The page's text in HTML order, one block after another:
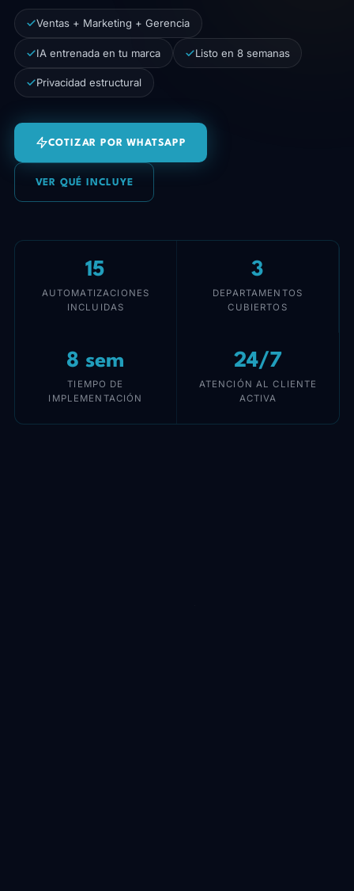
Ventas + Marketing + Gerencia
IA entrenada en tu marca Listo en 8 semanas
Privacidad estructural
COTIZAR POR WHATSAPP
VER QUÉ INCLUYE
15
AUTOMATIZACIONES
INCLUIDAS
3
DEPARTAMENTOS
CUBIERTOS
8 sem
TIEMPO DE
IMPLEMENTACIÓN
24/7
ATENCIÓN AL CLIENTE
ACTIVA